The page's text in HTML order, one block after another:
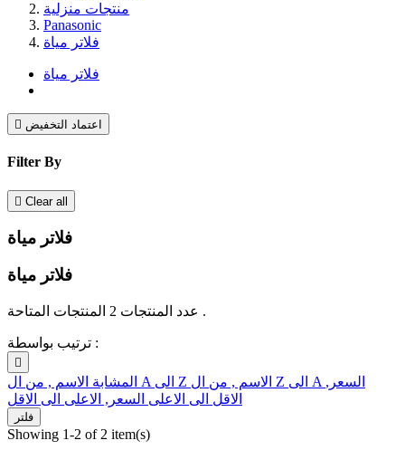
منتجات منزلية
Panasonic
فلاتر مياة
فلاتر مياة
 اعتماد التخفيض
Filter By
 Clear all
فلاتر مياة
فلاتر مياة
عدد المنتجات 2 المنتجات المتاحة .
ترتيب بواسطة :

المشابة الاسم , من ال A الى Z الاسم , من ال Z الى A السعر,
الاقل الى الاعلى السعر, الاعلى الى الاقل
فلتر
Showing 1-2 of 2 item(s)